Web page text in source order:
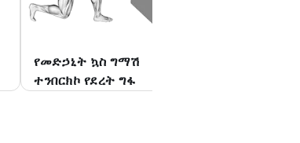
የመድኃኒት ኳስ ግማሽ
ተንበርክኮ የደረት ግፋ